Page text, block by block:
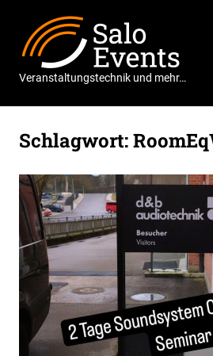
springen
Veranstaltungstechnik und mehr…
Schlagwort: